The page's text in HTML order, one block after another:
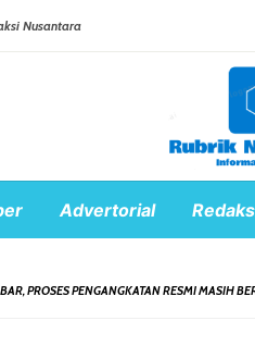
Nusantara
Advertorial
PROSES PENGANGKATAN RESMI MASIH